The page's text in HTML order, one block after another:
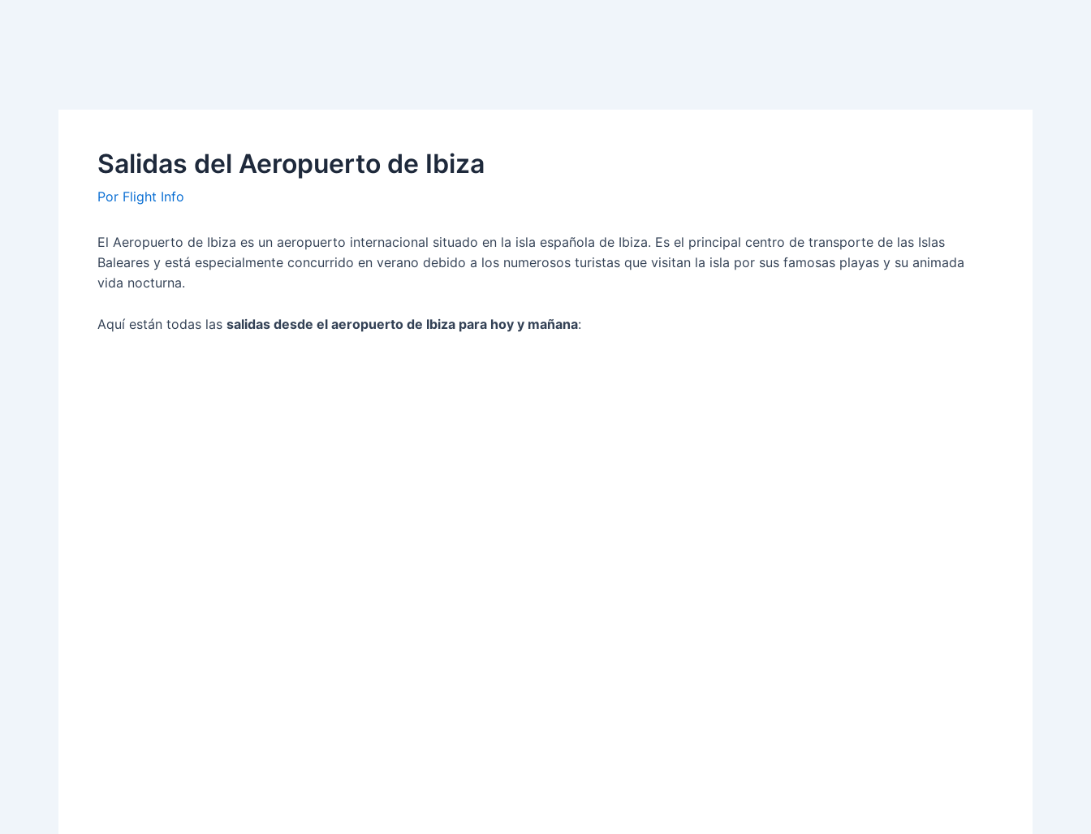
Salidas del Aeropuerto de Ibiza
Por Flight Info
El Aeropuerto de Ibiza es un aeropuerto internacional situado en la isla española de Ibiza. Es el principal centro de transporte de las Islas
Baleares y está especialmente concurrido en verano debido a los numerosos turistas que visitan la isla por sus famosas playas y su animada
vida nocturna.
Aquí están todas las salidas desde el aeropuerto de Ibiza para hoy y mañana: